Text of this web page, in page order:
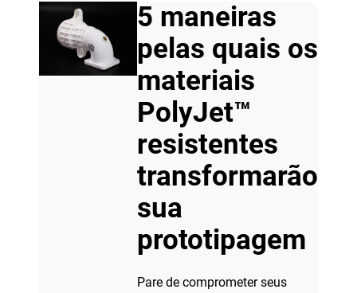
5 maneiras
pelas quais os
materiais
PolyJet™
resistentes
transformarão
sua
prototipagem
Pare de comprometer seus